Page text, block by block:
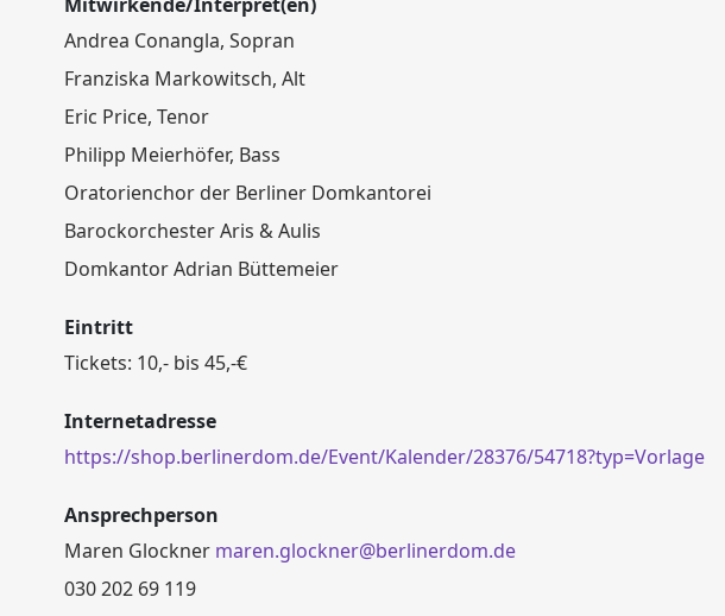
Andrea Conangla, Sopran
Franziska Markowitsch, Alt
Eric Price, Tenor
Philipp Meierhöfer, Bass
Oratorienchor der Berliner Domkantorei
Barockorchester Aris & Aulis
Domkantor Adrian Büttemeier
Eintritt
Tickets: 10,- bis 45,-€
Internetadresse
https://shop.berlinerdom.de/Event/Kalender/28376/54718?typ=Vorlage
Ansprechperson
Maren Glockner maren.glockner@berlinerdom.de
030 202 69 119